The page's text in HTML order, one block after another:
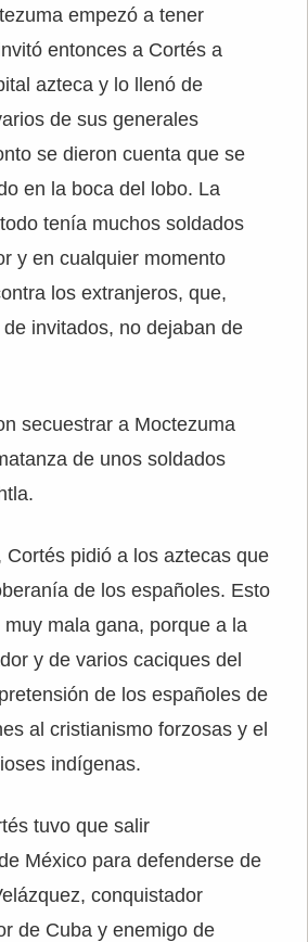
empezó a tener
entonces a Cortés a
azteca y lo llenó de
de sus generales
se dieron cuenta que se
en la boca del lobo. La
tenía muchos soldados
y en cualquier momento
los extranjeros, que,
invitados, no dejaban de
secuestrar a Moctezuma
de unos soldados
Cortés pidió a los aztecas que
de los españoles. Esto
mala gana, porque a la
y de varios caciques del
de los españoles de
al cristianismo forzosas y el
indígenas.
tuvo que salir
México para defenderse de
conquistador
de Cuba y enemigo de